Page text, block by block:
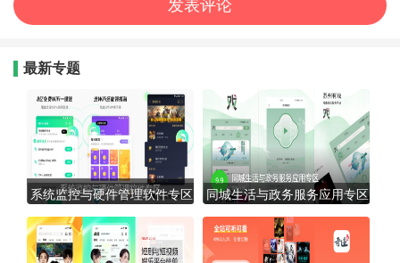
最新专题
系统监控与硬件管理软件专区 同城生活与政务服务应用专区